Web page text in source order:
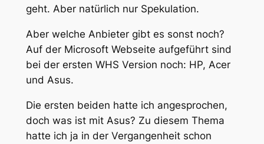
geht. Aber natürlich nur Spekulation.
Aber welche Anbieter gibt es sonst noch?
Auf der Microsoft Webseite aufgeführt sind
bei der ersten WHS Version noch: HP, Acer
und Asus.
Die ersten beiden hatte ich angesprochen,
doch was ist mit Asus? Zu diesem Thema
hatte ich ja in der Vergangenheit schon